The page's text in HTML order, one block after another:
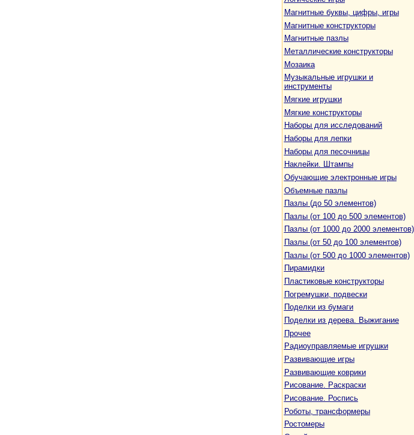
Магнитные буквы, цифры, игры
Магнитные конструкторы
Магнитные пазлы
Металлические конструкторы
Мозаика
Музыкальные игрушки и
инструменты
Мягкие игрушки
Мягкие конструкторы
Наборы для исследований
Наборы для лепки
Наборы для песочницы
Наклейки. Штампы
Обучающие электронные игры
Объемные пазлы
Пазлы (до 50 элементов)
Пазлы (от 100 до 500 элементов)
Пазлы (от 1000 до 2000 элементов)
Пазлы (от 50 до 100 элементов)
Пазлы (от 500 до 1000 элементов)
Пирамидки
Пластиковые конструкторы
Погремушки, подвески
Поделки из бумаги
Поделки из дерева. Выжигание
Прочее
Радиоуправляемые игрушки
Развивающие игры
Развивающие коврики
Рисование. Раскраски
Рисование. Роспись
Роботы, трансформеры
Ростомеры